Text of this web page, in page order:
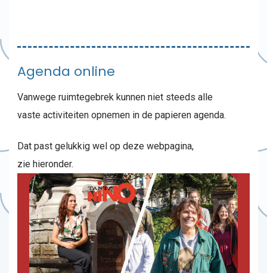
Agenda online
Vanwege ruimtegebrek kunnen niet steeds alle
vaste activiteiten opnemen in de papieren agenda.
Dat past gelukkig wel op deze webpagina,
zie hieronder.